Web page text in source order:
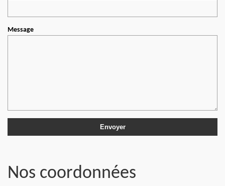
Message
Nos coordonnées